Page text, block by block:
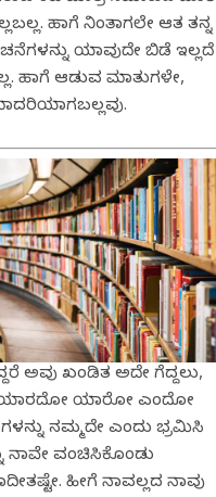
ಹಾಗೆ ನಿಂತಾಗಲೇ ಆತ ತನ್ನ
ಯಾವುದೇ ಬಿಡೆ ಇಲ್ಲದೆ
ಹಾಗೆ ಆಡುವ ಮಾತುಗಳೇ,
ಅವು ಖಂಡಿತ ಅದೇ ಗೆದ್ದಲು,
ಯಾರದೋ ಯಾರೋ ಎಂದೋ
ನಮ್ಮದೇ ಎಂದು ಭ್ರಮಿಸಿ
ನಾವೇ ವಂಚಿಸಿಕೊಂಡು
ಹೀಗೆ ನಾವಲ್ಲದ ನಾವು